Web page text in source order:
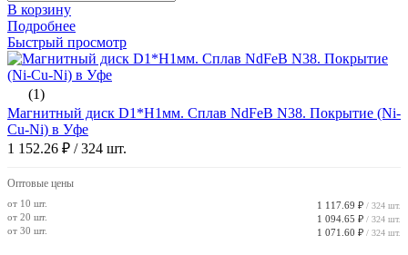
В корзину
Подробнее
Быстрый просмотр
(1)
Магнитный диск D1*H1мм. Сплав NdFeB N38. Покрытие (Ni-
Cu-Ni) в Уфе
1 152.26 ₽ / 324 шт.
Оптовые цены
от 10 шт. 1 117.69 ₽ / 324 шт.
от 20 шт. 1 094.65 ₽ / 324 шт.
от 30 шт. 1 071.60 ₽ / 324 шт.